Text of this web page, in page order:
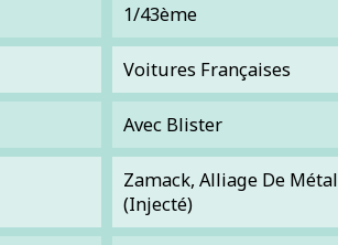
1/43ème
Voitures Françaises
Avec Blister
Zamack, Alliage De Métal
(injecté)